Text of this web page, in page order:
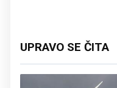
UPRAVO SE ČITA